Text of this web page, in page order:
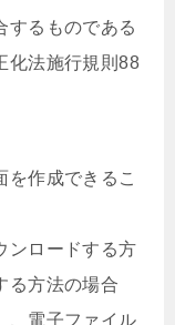
するものである
化法施行規則88
作成できるこ
ロードする方
る方法の場合
、電子ファイル